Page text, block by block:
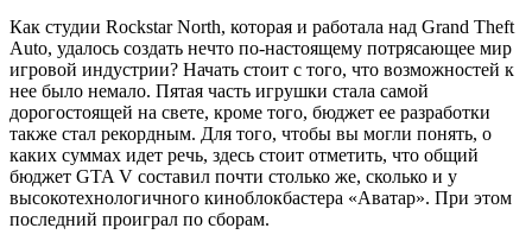
Как студии Rockstar North, которая и работала над Grand Theft
Autо, удалось создать нечто по-настоящему потрясающее мир
игровой индустрии? Начать стоит с того, что возможностей к
нее было немало. Пятая часть игрушки стала самой
дорогостоящей на свете, кроме того, бюджет ее разработки
также стал рекордным. Для того, чтобы вы могли понять, о
каких суммах идет речь, здесь стоит отметить, что общий
бюджет GTA V составил почти столько же, сколько и у
высокотехнологичного киноблокбастера «Аватар». При этом
последний проиграл по сборам.